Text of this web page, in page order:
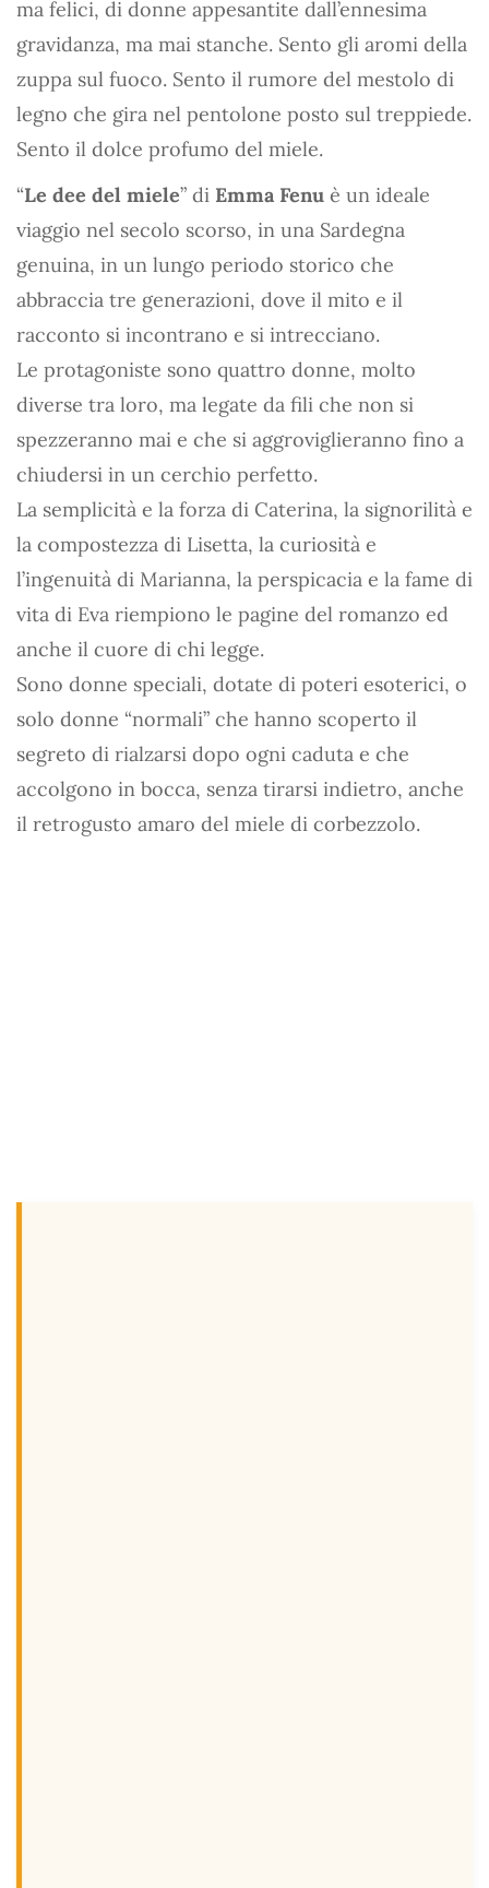
ma felici, di donne appesantite dall’ennesima
gravidanza, ma mai stanche. Sento gli aromi della
zuppa sul fuoco. Sento il rumore del mestolo di
legno che gira nel pentolone posto sul treppiede.
Sento il dolce profumo del miele.
“Le dee del miele” di Emma Fenu è un ideale
viaggio nel secolo scorso, in una Sardegna
genuina, in un lungo periodo storico che
abbraccia tre generazioni, dove il mito e il
racconto si incontrano e si intrecciano.
Le protagoniste sono quattro donne, molto
diverse tra loro, ma legate da fili che non si
spezzeranno mai e che si aggroviglieranno fino a
chiudersi in un cerchio perfetto.
La semplicità e la forza di Caterina, la signorilità e
la compostezza di Lisetta, la curiosità e
l’ingenuità di Marianna, la perspicacia e la fame di
vita di Eva riempiono le pagine del romanzo ed
anche il cuore di chi legge.
Sono donne speciali, dotate di poteri esoterici, o
solo donne “normali” che hanno scoperto il
segreto di rialzarsi dopo ogni caduta e che
accolgono in bocca, senza tirarsi indietro, anche
il retrogusto amaro del miele di corbezzolo.